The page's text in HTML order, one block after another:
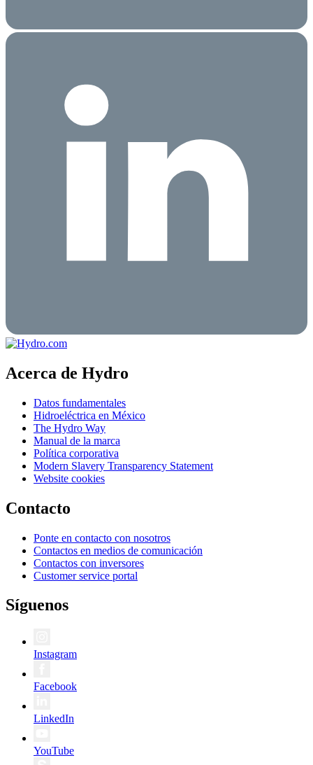
Acerca de Hydro
Datos fundamentales
Hidroeléctrica en México
The Hydro Way
Manual de la marca
Política corporativa
Modern Slavery Transparency Statement
Website cookies
Contacto
Ponte en contacto con nosotros
Contactos en medios de comunicación
Contactos con inversores
Customer service portal
Síguenos
Instagram
Facebook
LinkedIn
YouTube